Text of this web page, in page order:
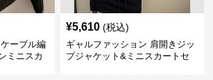
ーブル編
ミニスカ
¥5,610 (税込)
ギャルファッション 肩開きジッ
プジャケット&ミニスカートセ